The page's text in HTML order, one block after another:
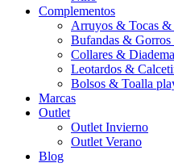
Complementos
Arruyos & Tocas &
Bufandas & Gorros
Collares &
Leotardos &
Bolsos & Toalla
Marcas
Outlet
Outlet Invierno
Outlet Verano
Blog